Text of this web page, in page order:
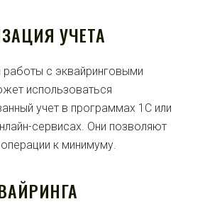
УЧЕТА
с эквайринговыми
использоваться
учет в программах 1С или
сервисах. Они позволяют
к минимуму.